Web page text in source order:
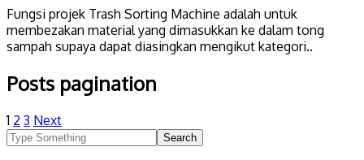
Fungsi projek Trash Sorting Machine adalah untuk
membezakan material yang dimasukkan ke dalam tong
sampah supaya dapat diasingkan mengikut kategori..
Posts pagination
1 2 3 Next